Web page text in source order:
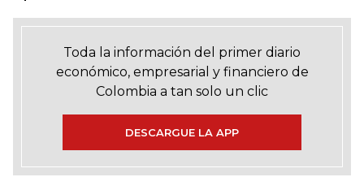
Toda la información del primer diario
económico, empresarial y financiero de
Colombia a tan solo un clic
DESCARGUE LA APP